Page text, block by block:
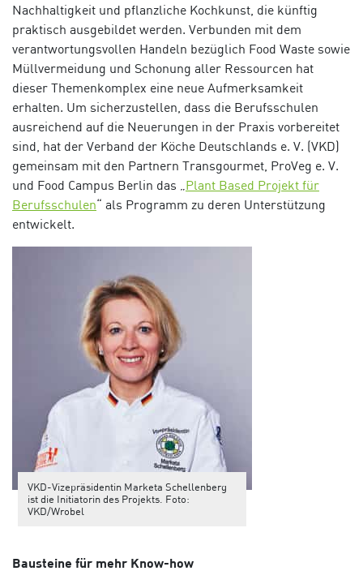
Nachhaltigkeit und pflanzliche Kochkunst, die künftig
praktisch ausgebildet werden. Verbunden mit dem
verantwortungsvollen Handeln bezüglich Food Waste sowie
Müllvermeidung und Schonung aller Ressourcen hat
dieser Themenkomplex eine neue Aufmerksamkeit
erhalten. Um sicherzustellen, dass die Berufsschulen
ausreichend auf die Neuerungen in der Praxis vorbereitet
sind, hat der Verband der Köche Deutschlands e. V. (VKD)
gemeinsam mit den Partnern Transgourmet, ProVeg e. V.
und Food Campus Berlin das „Plant Based Projekt für
Berufsschulen“ als Programm zu deren Unterstützung
entwickelt.
VKD-Vizepräsidentin Marketa Schellenberg
ist die Initiatorin des Projekts. Foto:
VKD/Wrobel
Bausteine für mehr Know-how